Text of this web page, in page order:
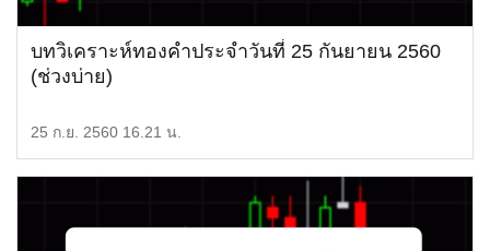
บทวิเคราะห์ทองคำประจำวันที่ 25 กันยายน 2560
(ช่วงบ่าย)
25 ก.ย. 2560 16.21 น.